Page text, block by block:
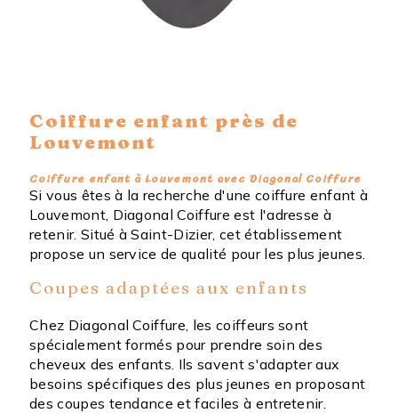
Coiffure enfant près de
Louvemont
Coiffure enfant à Louvemont avec Diagonal Coiffure
Si vous êtes à la recherche d'une coiffure enfant à
Louvemont, Diagonal Coiffure est l'adresse à
retenir. Situé à Saint-Dizier, cet établissement
propose un service de qualité pour les plus jeunes.
Coupes adaptées aux enfants
Chez Diagonal Coiffure, les coiffeurs sont
spécialement formés pour prendre soin des
cheveux des enfants. Ils savent s'adapter aux
besoins spécifiques des plus jeunes en proposant
des coupes tendance et faciles à entretenir.